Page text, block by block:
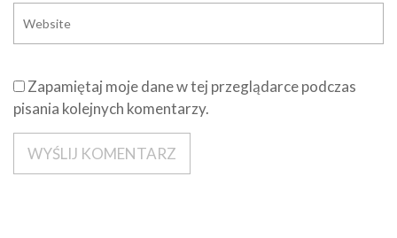
Zapamiętaj moje dane w tej przeglądarce podczas
pisania kolejnych komentarzy.